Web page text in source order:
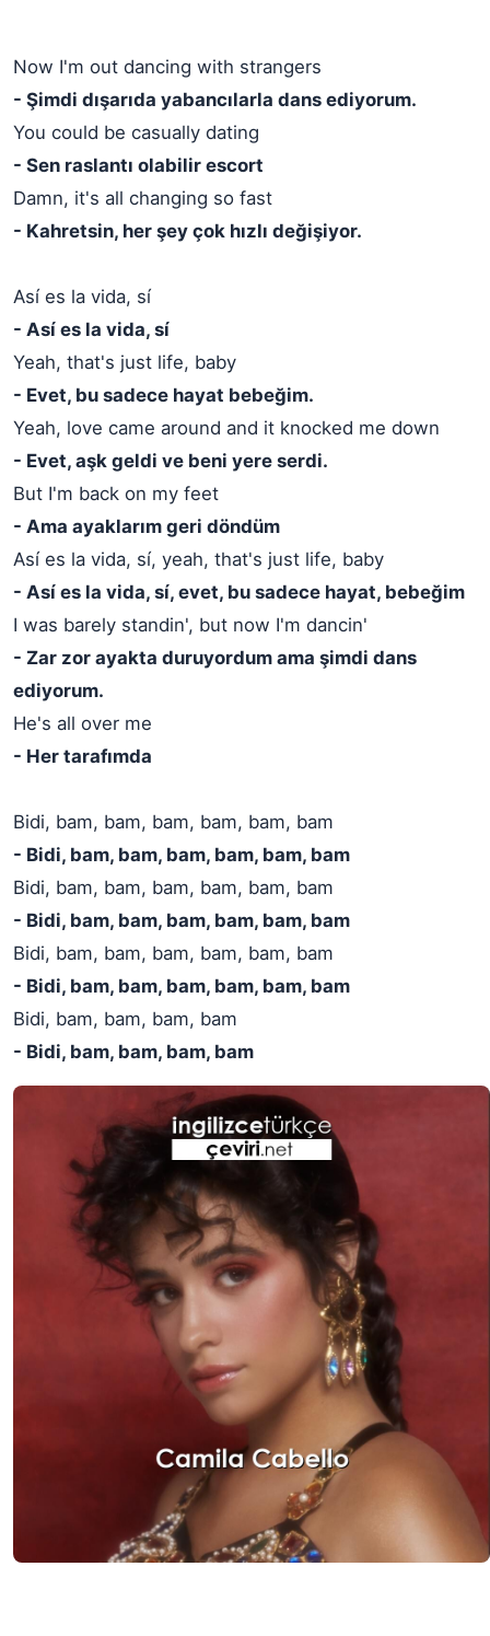
Now I'm out dancing with strangers
- Şimdi dışarıda yabancılarla dans ediyorum.
You could be casually dating
- Sen raslantı olabilir escort
Damn, it's all changing so fast
- Kahretsin, her şey çok hızlı değişiyor.
Así es la vida, sí
- Así es la vida, sí
Yeah, that's just life, baby
- Evet, bu sadece hayat bebeğim.
Yeah, love came around and it knocked me down
- Evet, aşk geldi ve beni yere serdi.
But I'm back on my feet
- Ama ayaklarım geri döndüm
Así es la vida, sí, yeah, that's just life, baby
- Así es la vida, sí, evet, bu sadece hayat, bebeğim
I was barely standin', but now I'm dancin'
- Zar zor ayakta duruyordum ama şimdi dans
ediyorum.
He's all over me
- Her tarafımda
Bidi, bam, bam, bam, bam, bam, bam
- Bidi, bam, bam, bam, bam, bam, bam
Bidi, bam, bam, bam, bam, bam, bam
- Bidi, bam, bam, bam, bam, bam, bam
Bidi, bam, bam, bam, bam, bam, bam
- Bidi, bam, bam, bam, bam, bam, bam
Bidi, bam, bam, bam, bam
- Bidi, bam, bam, bam, bam